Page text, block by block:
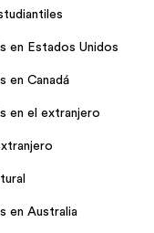
en Estados Unidos
en Canadá
en el extranjero
en Australia